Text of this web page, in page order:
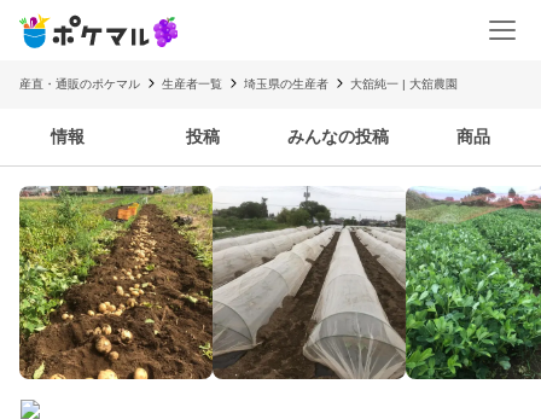
産直・通販のポケマル 生産者一覧 埼玉県の生産者 大舘純一 | 大舘農園
情報 投稿 みんなの投稿 商品